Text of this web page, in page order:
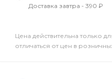
Доставка завтра - 390 ₽
Цена действительна только
отличаться от цен в